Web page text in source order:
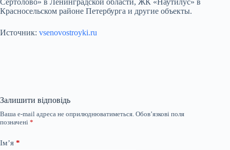
Красносельском районе Петербурга и другие объекты.
Источник: vsenovostroyki.ru
Залишити відповідь
Ваша e-mail адреса не оприлюднюватиметься. Обов’язкові поля
позначені *
Ім’я *